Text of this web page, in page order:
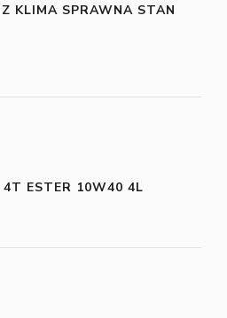
KLIMA SPRAWNA STAN
4T ESTER 10W40 4L